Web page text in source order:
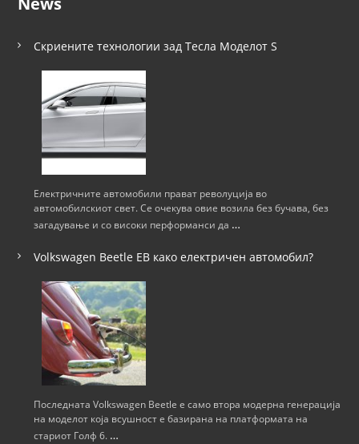
Скриените технологии зад Тесла Моделот S
Електричните автомобили прават револуција во
автомобилскиот свет. Се очекува овие возила без бучава, без
загадување и со високи перформанси да …
Volkswagen Beetle ЕВ како електричен автомобил?
Последната Volkswagen Beetle е само втора модерна генерација
на моделот која всушност е базирана на платформата на
стариот Голф 6. …